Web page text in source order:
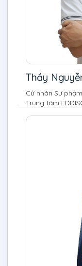
Thầy
Cử nhân Sư
Trung tâm